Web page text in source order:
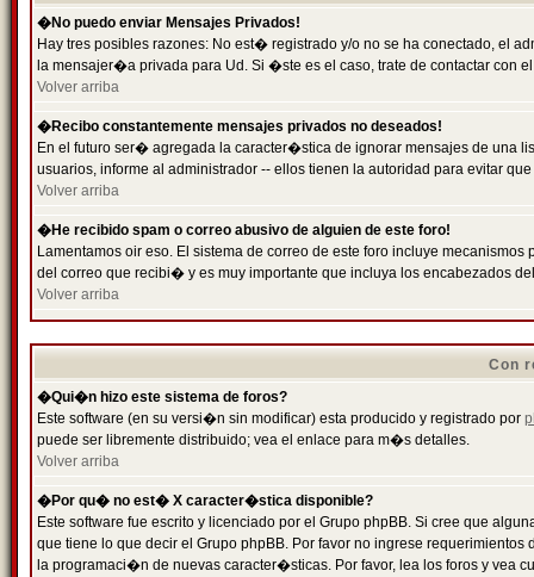
�No puedo enviar Mensajes Privados!
Hay tres posibles razones: No est� registrado y/o no se ha conectado, el
la mensajer�a privada para Ud. Si �ste es el caso, trate de contactar con
Volver arriba
�Recibo constantemente mensajes privados no deseados!
En el futuro ser� agregada la caracter�stica de ignorar mensajes de una
usuarios, informe al administrador -- ellos tienen la autoridad para evitar
Volver arriba
�He recibido spam o correo abusivo de alguien de este foro!
Lamentamos oir eso. El sistema de correo de este foro incluye
del correo que recibi� y es muy importante que incluya los encabezados
Volver arriba
Con
�Qui�n hizo este sistema de foros?
Este software (en su versi�n sin modificar) esta producido y registrado por
puede ser libremente distribuido; vea el enlace para m�s detalles.
Volver arriba
�Por qu� no est� X caracter�stica disponible?
Este software fue escrito y licenciado por el Grupo phpBB. Si cree que
que tiene lo que decir el Grupo phpBB. Por favor no ingrese
la programaci�n de nuevas caracter�sticas. Por favor, lea los foros y vea